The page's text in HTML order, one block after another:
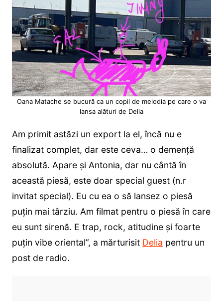
Oana Matache se bucură ca un copil de melodia pe care o va
lansa alături de Delia
Am primit astăzi un export la el, încă nu e
finalizat complet, dar este ceva… o demență
absolută. Apare și Antonia, dar nu cântă în
această piesă, este doar special guest (n.r
invitat special). Eu cu ea o să lansez o piesă
puțin mai târziu. Am filmat pentru o piesă în care
eu sunt sirenă. E trap, rock, atitudine și foarte
puțin vibe oriental”, a mărturisit Delia pentru un
post de radio.